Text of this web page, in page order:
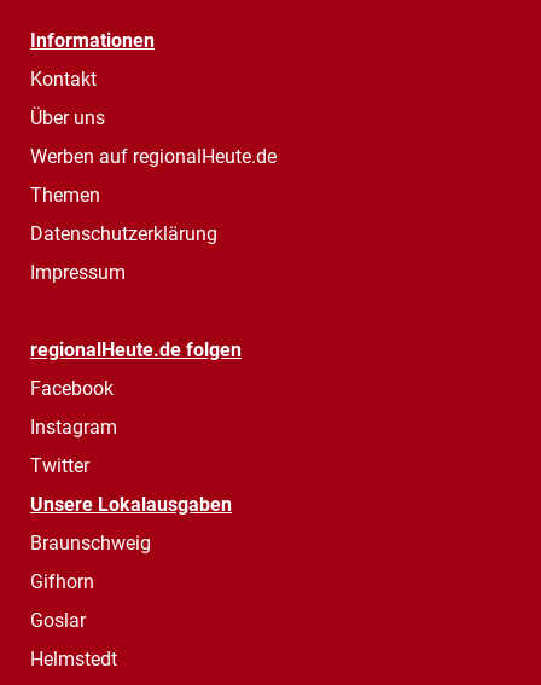
Informationen
Kontakt
Über uns
Werben auf regionalHeute.de
Themen
Datenschutzerklärung
Impressum
regionalHeute.de folgen
Facebook
Instagram
Twitter
Unsere Lokalausgaben
Braunschweig
Gifhorn
Goslar
Helmstedt